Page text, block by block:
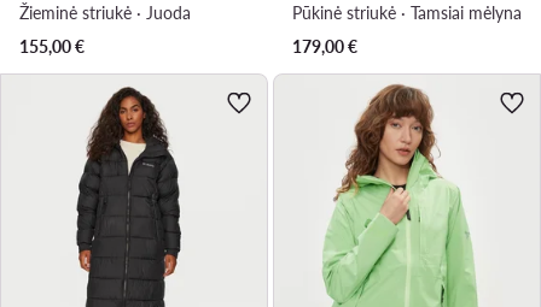
Žieminė striukė · Juoda
155,00€
Pūkinė striukė · Tamsiai mėlyna
179,00€